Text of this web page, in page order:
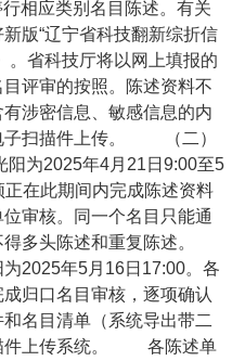
行相应类别名目陈述。有关
版“辽宁省科技翻新综折信
。省科技厅将以网上填报的
评审的按照。陈述资料不
涉密信息、敏感信息的内
扫描件上传。
（二）
为2025年4月21日9:00至5
在此期间内完成陈述资料
审核。同一个名目只能通
多头陈述和重复陈述。
2025年5月16日17:00。各
归口名目审核，逐项确认
名目清单（系统导出带二
上传系统。
各陈述单